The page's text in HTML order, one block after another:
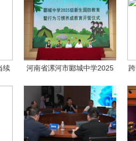
续
河南省漯河市郾城中学2025